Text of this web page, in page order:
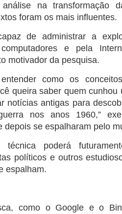
na transformação
foram os mais influentes.
de administrar a
e pela
motivador da pesquisa.
entender como os
queira saber quem cunhou
notícias antigas para
nos anos 1960,”
depois se espalharam pelo
poderá
políticos e outros
espalham.
como o Google e o